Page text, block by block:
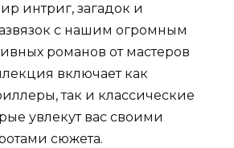
интриг, загадок и
с нашим огромным
романов от мастеров
включает как
так и классические
увлекут вас своими
сюжета.